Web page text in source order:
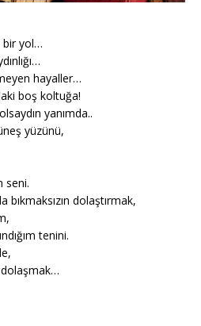
bir yol…
hayaller…
boş koltuğa!
yanımda..
yüzünü,
seni.
bıkmaksızın dolaştırmak,
tenini.
dolaşmak…